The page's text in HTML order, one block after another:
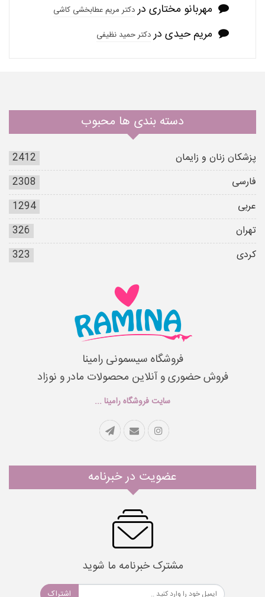
مهربانو مختاری دردکتر مریم عطابخشی کاشی
مریم حیدی دردکتر حمید نظیفی
دسته بندی ها محبوب
پزشکان زنان و زایمان
2412
فارسی
2308
عربی
1294
تهران
326
کردی
323
فروشگاه سیسمونی رامینا
فروش حضوری و آنلاین محصولات مادر و نوزاد
سایت فروشگاه رامینا ...
عضویت در خبرنامه
مشترک خبرنامه ما شوید
اشتراک